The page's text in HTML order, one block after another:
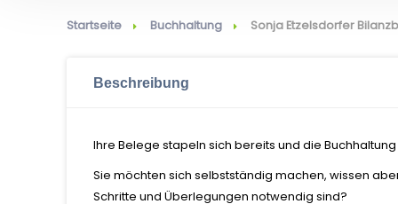
Startseite Buchhaltung Sonja Etzelsdorfer
Beschreibung
Ihre Belege stapeln sich bereits und die
Sie möchten sich selbstständig machen, wissen
Schritte und Überlegungen notwendig sind?